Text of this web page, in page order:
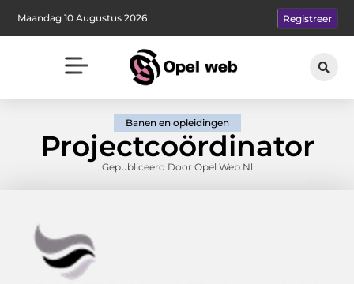
Maandag 10 Augustus 2026 Registreer
Banen en opleidingen
Projectcoördinator
Gepubliceerd Door Opel Web.nl